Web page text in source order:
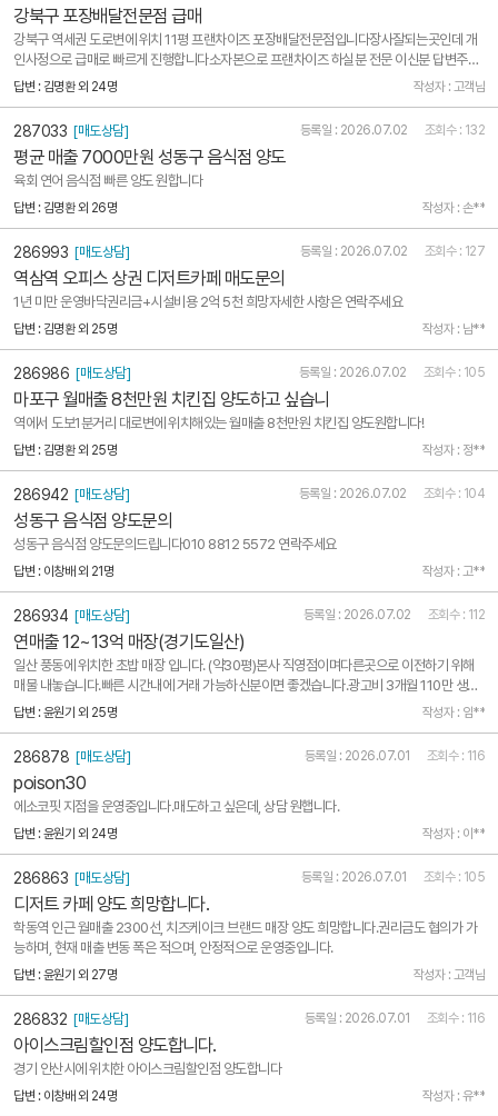
강북구 포장배달전문점 급매
강북구 역세권 도로변에 위치 11평 프랜차이즈 포장배달전문점입니다장사잘되는곳인데 개
인사정으로 급매로 빠르게 진행합니다소자본으로 프랜차이즈 하실분 전문 이신분 답변주시
면 연락드리겠습니다
답변 : 김명환 외 24명 작성자 : 고객님
287033 [매도상담] 등록일 : 2026.07.02 조회수 : 132
평균 매출 7000만원 성동구 음식점 양도
육회 연어 음식점 빠른 양도 원합니다
답변 : 김명환 외 26명 작성자 : 손**
286993 [매도상담] 등록일 : 2026.07.02 조회수 : 127
역삼역 오피스 상권 디저트카페 매도문의
1년 미만 운영바닥권리금+시설비용 2억 5천 희망자세한 사항은 연락주세요
답변 : 김명환 외 25명 작성자 : 남**
286986 [매도상담] 등록일 : 2026.07.02 조회수 : 105
마포구 월매출 8천만원 치킨집 양도하고 싶습니
역에서 도보1분거리 대로변에 위치해있는 월매출 8천만원 치킨집 양도원합니다!
답변 : 김명환 외 25명 작성자 : 정**
286942 [매도상담] 등록일 : 2026.07.02 조회수 : 104
성동구 음식점 양도문의
성동구 음식점 양도문의드립니다010 8812 5572 연락주세요
답변 : 이창배 외 21명 작성자 : 고**
286934 [매도상담] 등록일 : 2026.07.02 조회수 : 112
연매출 12~13억 매장(경기도일산)
일산 풍동에 위치한 초밥 매장 입니다. (약30평)본사 직영점이며다른곳으로 이전하기 위해
매물 내놓습니다.빠른 시간내에 거래 가능하신분이면 좋겠습니다.광고비 3개월 110만 생각
합니다.
답변 : 윤원기 외 25명 작성자 : 임**
286878 [매도상담] 등록일 : 2026.07.01 조회수 : 116
poison30
에소코핏 지점을 운영중입니다.매도하고 싶은데, 상담 원햅니다.
답변 : 윤원기 외 24명 작성자 : 이**
286863 [매도상담] 등록일 : 2026.07.01 조회수 : 105
디저트 카페 양도 희망합니다.
학동역 인근 월매출 2300선, 치즈케이크 브랜드 매장 양도 희망합니다.권리금도 협의가 가
능하며, 현재 매출 변동 폭은 적으며, 안정적으로 운영중입니다.
답변 : 윤원기 외 27명 작성자 : 고객님
286832 [매도상담] 등록일 : 2026.07.01 조회수 : 116
아이스크림할인점 양도합니다.
경기 안산시에 위치한 아이스크림할인점 양도합니다
답변 : 이창배 외 24명 작성자 : 유**